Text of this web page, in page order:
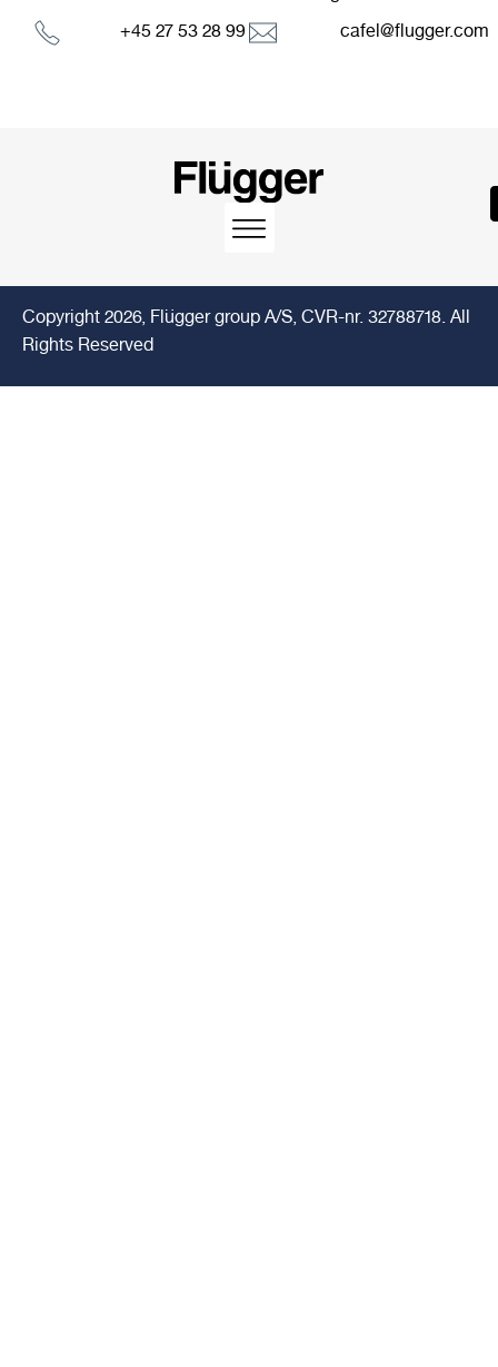
+45 27 53 28 99
cafel@flugger.com
Copyright 2026, Flügger group A/S, CVR-nr. 32788718. All
Rights Reserved